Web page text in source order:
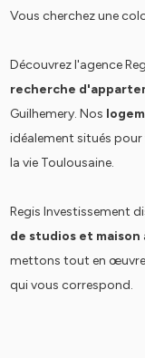
Vous cherchez une
Découvrez l'agence
recherche
Guilhemery. Nos
idéalement situés
la vie Toulousaine.
Regis Investissement
de studios et maison
mettons tout en
qui vous correspond.